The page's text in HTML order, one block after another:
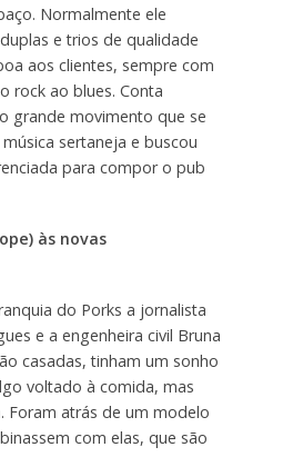
Normalmente ele
e trios de qualidade
aos clientes, sempre com
rock ao blues. Conta
grande movimento que se
sertaneja e buscou
para compor o pub
às novas
do Porks a jornalista
e a engenheira civil Bruna
casadas, tinham um sonho
voltado à comida, mas
Foram atrás de um modelo
com elas, que são